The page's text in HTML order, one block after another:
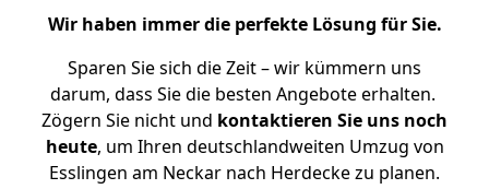
Wir haben immer die perfekte Lösung für Sie.
Sparen Sie sich die Zeit – wir kümmern uns
darum, dass Sie die besten Angebote erhalten.
Zögern Sie nicht und kontaktieren Sie uns noch
heute, um Ihren deutschlandweiten Umzug von
Esslingen am Neckar nach Herdecke zu planen.